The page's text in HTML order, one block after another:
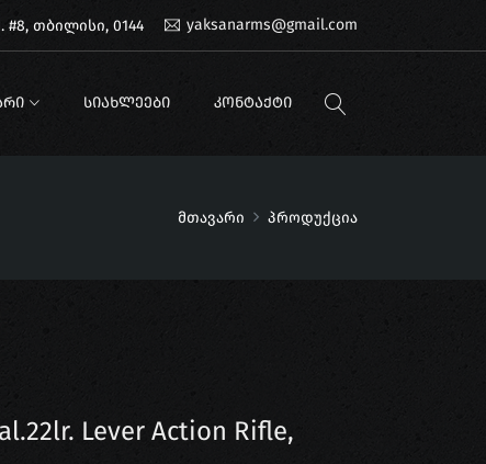
თბილისი, 0144 yaksanarms@gmail.com
ᲡᲘᲐᲮᲚᲔᲔᲑᲘ ᲙᲝᲜᲢᲐᲥᲢᲘ
მთავარი პროდუქცია
Lever Action Rifle,